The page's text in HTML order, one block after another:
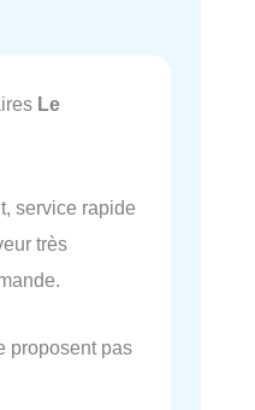
Le
service rapide
très
proposent pas